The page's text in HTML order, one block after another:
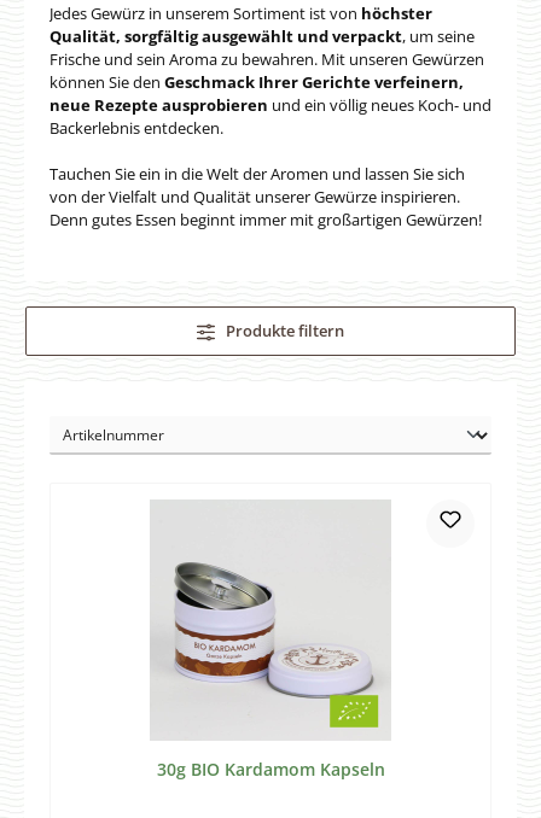
Jedes Gewürz in unserem Sortiment ist von höchster
Qualität, sorgfältig ausgewählt und verpackt, um seine
Frische und sein Aroma zu bewahren. Mit unseren Gewürzen
können Sie den Geschmack Ihrer Gerichte verfeinern,
neue Rezepte ausprobieren und ein völlig neues Koch- und
Backerlebnis entdecken.
Tauchen Sie ein in die Welt der Aromen und lassen Sie sich
von der Vielfalt und Qualität unserer Gewürze inspirieren.
Denn gutes Essen beginnt immer mit großartigen Gewürzen!
Produkte filtern
30g BIO Kardamom Kapseln